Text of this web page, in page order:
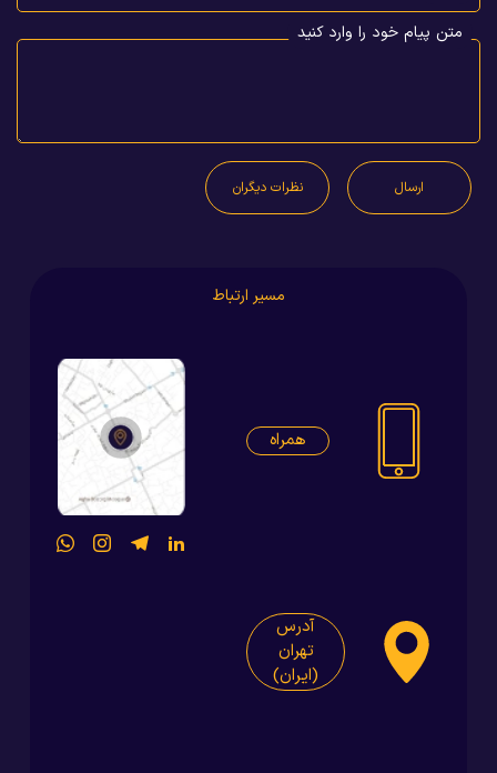
متن پیام خود را وارد کنید
ارسال نظرات دیگران
مسیر ارتباط
همراه
آدرس
تهران
(ایران)